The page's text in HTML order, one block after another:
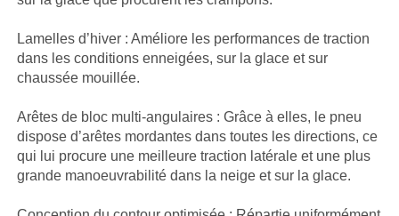
Lamelles d’hiver : Améliore les performances de traction
dans les conditions enneigées, sur la glace et sur
chaussée mouillée.
Arêtes de bloc multi-angulaires : Grâce à elles, le pneu
dispose d’arêtes mordantes dans toutes les directions, ce
qui lui procure une meilleure traction latérale et une plus
grande manoeuvrabilité dans la neige et sur la glace.